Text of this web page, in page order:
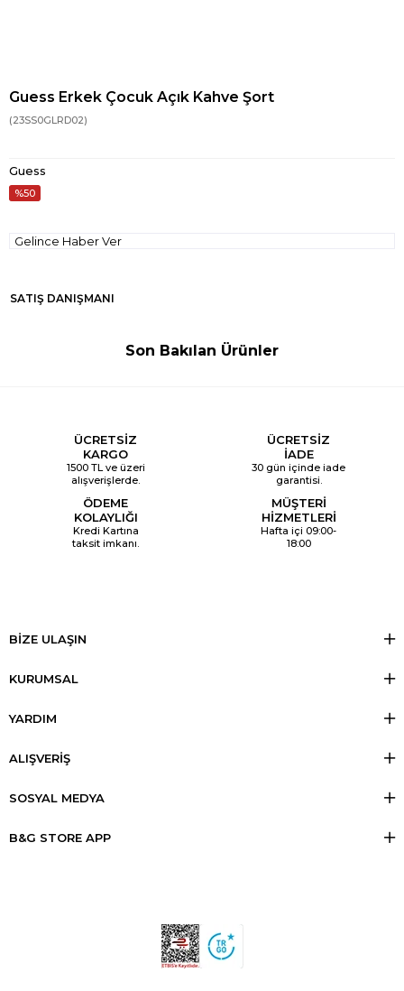
Guess Erkek Çocuk Açık Kahve Şort
(23SS0GLRD02)
Guess
50
Gelince Haber Ver
SATIŞ DANIŞMANI
Son Bakılan Ürünler
ÜCRETSİZ
KARGO
1500 TL ve üzeri
alışverişlerde.
ÜCRETSİZ
İADE
30 gün içinde iade
garantisi.
ÖDEME
KOLAYLIĞI
Kredi Kartına
taksit imkanı.
MÜŞTERİ
HİZMETLERİ
Hafta içi 09:00-
18:00
BİZE ULAŞIN
KURUMSAL
YARDIM
ALIŞVERİŞ
SOSYAL MEDYA
B&G STORE APP